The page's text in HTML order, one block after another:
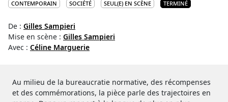
CONTEMPORAIN SOCIÉTÉ SEUL(E) EN SCÈNE TERMINÉ
De : Gilles Sampieri
Mise en scène : Gilles Sampieri
Avec : Céline Marguerie
Au milieu de la bureaucratie normative, des récompenses
et des commémorations, la pièce parle des trajectoires en